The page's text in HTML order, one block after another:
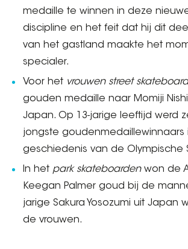
medaille te winnen in deze
discipline en het feit dat hij dit
van het gastland maakte het
specialer.
Voor het vrouwen street
gouden medaille naar Momiji
Japan. Op 13-jarige leeftijd werd
jongste goudenmedaillewinnaars
geschiedenis van de Olympische
In het park skateboardenwon de
Keegan Palmer goud bij de
jarige Sakura Yosozumi uit Japan
de vrouwen.